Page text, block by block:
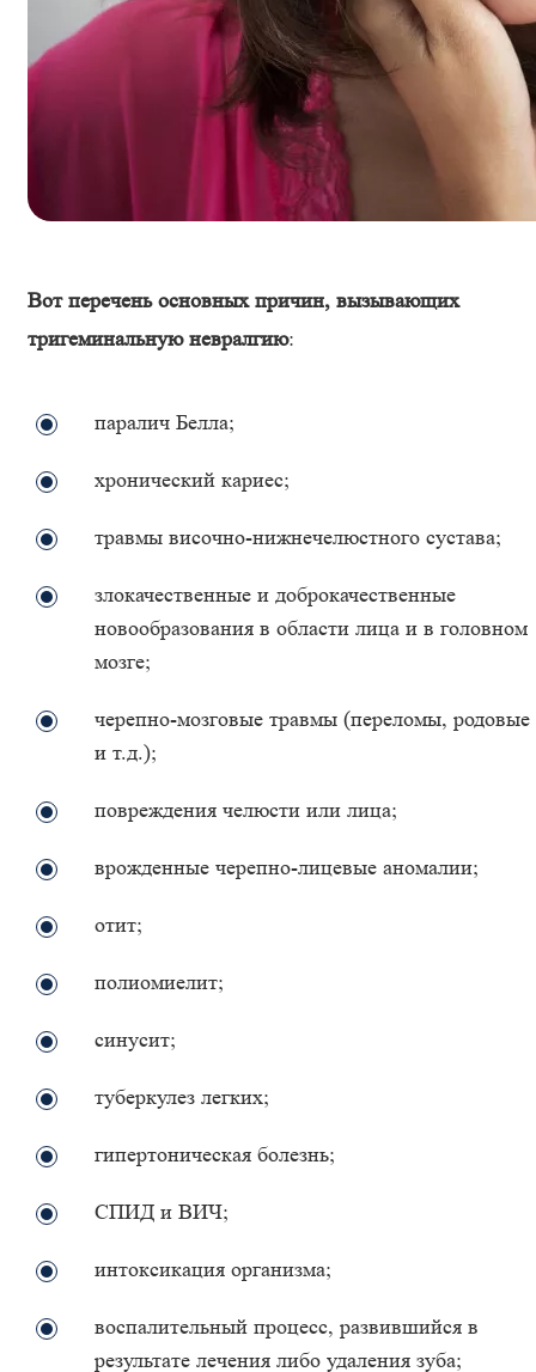
Вот перечень основных причин, вызывающих
тригеминальную невралгию:
паралич Белла;
хронический кариес;
травмы височно-нижнечелюстного сустава;
злокачественные и доброкачественные
новообразования в области лица и в головном
мозге;
черепно-мозговые травмы (переломы, родовые
и т.д.);
повреждения челюсти или лица;
врожденные черепно-лицевые аномалии;
отит;
полиомиелит;
синусит;
туберкулез легких;
гипертоническая болезнь;
СПИД и ВИЧ;
интоксикация организма;
воспалительный процесс, развившийся в
результате лечения либо удаления зуба;